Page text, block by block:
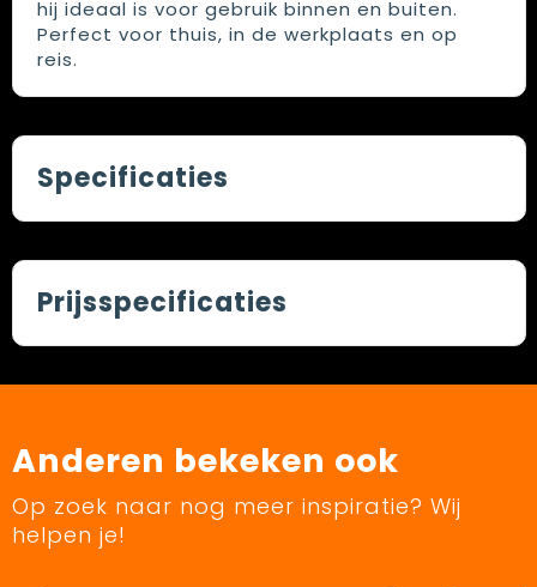
hij ideaal is voor gebruik binnen en buiten.
Perfect voor thuis, in de werkplaats en op
reis.
Specificaties
Prijsspecificaties
Anderen bekeken ook
Op zoek naar nog meer inspiratie? Wij
helpen je!